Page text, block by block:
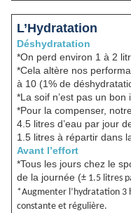
L’Hydratation
Déshydratation
*On perd environ 1 à 2
*Cela altère nos
à 10 (1% de
*La soif n’est pas un
*Pour la compenser,
4.5 litres d’eau par jour
1.5 litres à répartir dans
Avant l’effort
*Tous les jours chez le
de la journée (± 1.5 litres
*Augmenter l’hydratation 3
constante et régulière.